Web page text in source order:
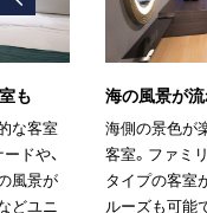
も
な客室
ドや、
風景が
どユニ
海の風景が
海側の景色が
客室。ファミ
タイプの客室
ルーズも可能